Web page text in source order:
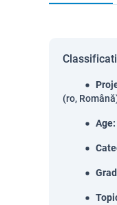
(ro,
Age: